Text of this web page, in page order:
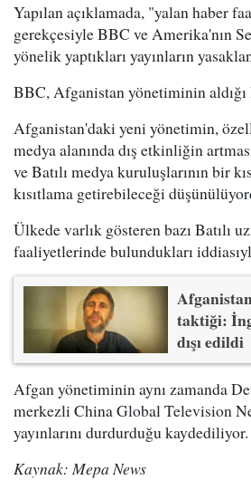
Yapılan açıklamada, "yalan haber
gerekçesiyleBBC ve Amerika'nın
yönelik yaptıkları yayınların
BBC, Afganistan yönetiminin
Afganistan'daki yeni yönetimin,
medya alanında dış etkinliğin
ve Batılı medya kuruluşlarının bir
kısıtlama getirebileceği
Ülkede varlık gösteren bazı Batılı
faaliyetlerinde bulundukları
taktiği:
dışı edildi
Afgan yönetiminin aynı zamanda
merkezli China Global Television
yayınlarını durdurduğu kaydediliyor.
Kaynak: Mepa News